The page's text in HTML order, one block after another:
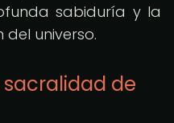
sabiduría y la
universo.
sacralidad de